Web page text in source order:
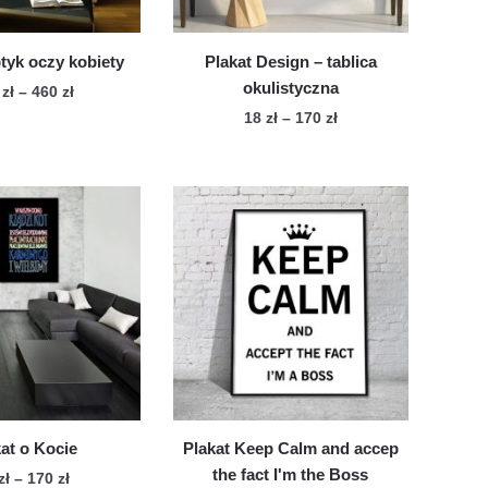
produktu
stronie
oczy kobiety
zł – 460złZakres
do
460 zł
ma
wiele
wariantów.
Opcje
można
wybrać
stronie
produktu
Plakat Design – tablica
okulistyczna
18 zł – 170 złZakres
18 zł
do
170 zł
produkt
ma
wiele
wariantów.
Opcje
można
wybrać
na
stronie
o Kocie
– 170złZakres
Plakat Keep Calm and accep
the fact I'm the Boss